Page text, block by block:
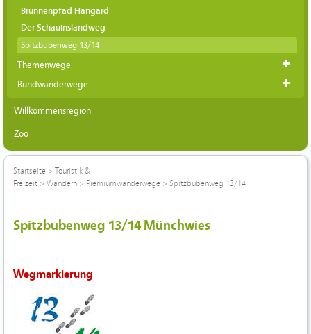
Brunnenpfad Hangard
Der Schauinslandweg
Spitzbubenweg 13/14
Themenwege
Rundwanderwege
Willkommensregion
Zoo
Startseite > Touristik &
Freizeit > Wandern > Premiumwanderwege > Spitzbubenweg 13/14
Spitzbubenweg 13/14 Münchwies
Wegmarkierung